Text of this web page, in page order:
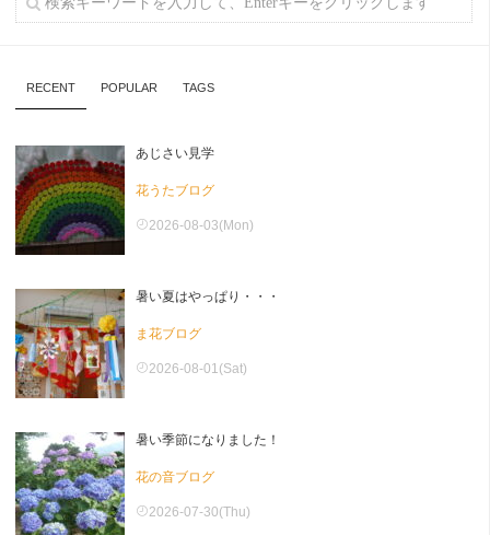
RECENT POPULAR TAGS
あじさい見学
花うたブログ
2026-08-03(Mon)
暑い夏はやっぱり・・・
ま花ブログ
2026-08-01(Sat)
暑い季節になりました！
花の音ブログ
2026-07-30(Thu)